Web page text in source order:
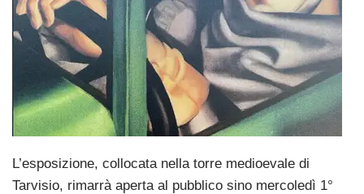
L’esposizione, collocata nella torre medioevale di
Tarvisio, rimarrà aperta al pubblico sino mercoledì 1°